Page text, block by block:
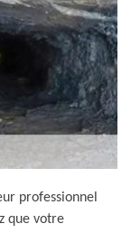
professionnel
que votre